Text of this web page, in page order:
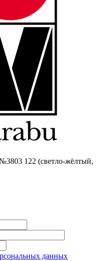
122 (светло-жёлтый,
данных